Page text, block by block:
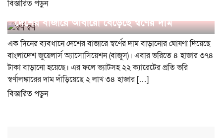
বিস্তারিত পড়ুন
দেশের বাজারে আবারো বেড়েছে স্বর্ণের দাম
এক দিনের ব্যবধানে দেশের বাজারে স্বর্ণের দাম বাড়ানোর ঘোষণা দিয়েছে
বাংলাদেশ জুয়েলার্স অ্যাসোসিয়েশন (বাজুস)। এবার ভরিতে ৪ হাজার ৩৭৪
টাকা বাড়ানো হয়েছে। এর ফলে ভ্যাটসহ ২২ ক্যারেটের প্রতি ভরি
স্বর্ণালঙ্কারের দাম দাঁড়িয়েছে ২ লাখ ৩৪ হাজার […]
বিস্তারিত পড়ুন